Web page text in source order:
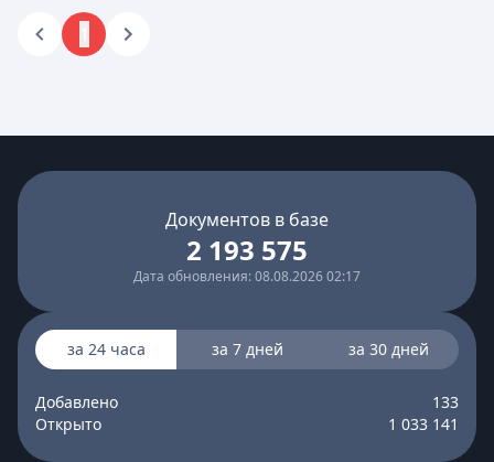
Документов в базе
2 193 575
Дата обновления: 08.08.2026 02:17
за 24 часа за 7 дней за 30 дней
Добавлено
133
Открыто
1 033 141